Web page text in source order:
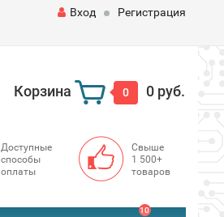
Вход Регистрация
Корзина 0 0 руб.
Доступные
способы
оплаты
Свыше
1 500+
товаров
10